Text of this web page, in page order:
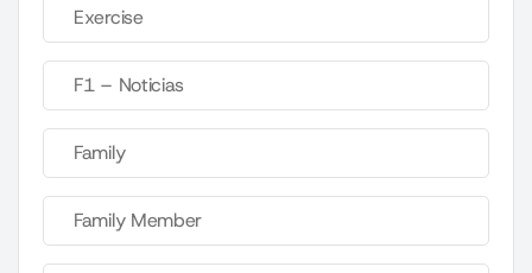
Exercise
F1 – Noticias
Family
Family Member